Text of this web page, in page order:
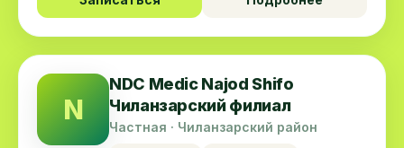
N
NDC Medic Najod Shifo
Чиланзарский филиал
Частная · Чиланзарский район